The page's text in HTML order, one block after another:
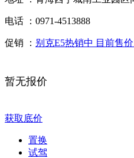
电话 ： 0971-4513888
促销 ： 别克E5热销中 目前售
暂无报价
获取底价
置换
试驾